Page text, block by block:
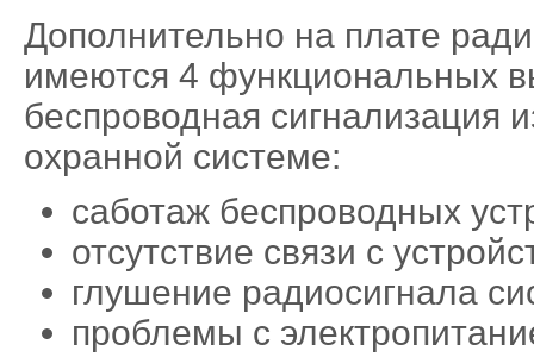
Дополнительно на плате
имеются 4 функциональных
беспроводная сигнализация
охранной системе:
саботаж беспроводных
отсутствие связи с
глушение радиосигнала
проблемы с